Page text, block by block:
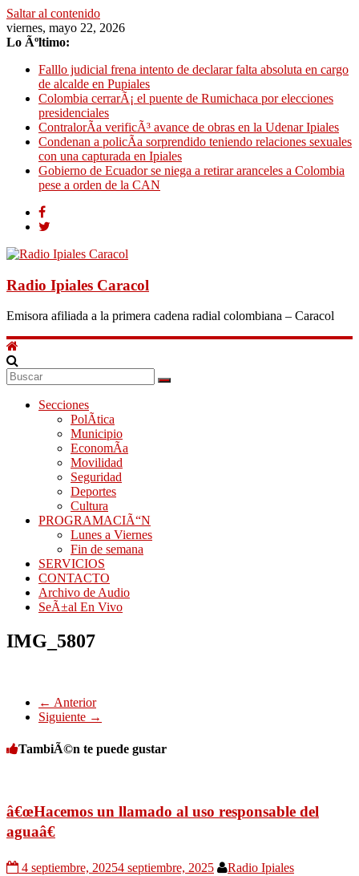
Saltar al contenido
viernes, mayo 22, 2026
Lo Ãºltimo:
Falllo judicial frena intento de declarar falta absoluta en cargo
de alcalde en Pupiales
Colombia cerrarÃ¡ el puente de Rumichaca por elecciones
presidenciales
ContralorÃ­a verificÃ³ avance de obras en la Udenar Ipiales
Condenan a policÃ­a sorprendido teniendo relaciones sexuales
con una capturada en Ipiales
Gobierno de Ecuador se niega a retirar aranceles a Colombia
pese a orden de la CAN
Radio Ipiales Caracol
Emisora afiliada a la primera cadena radial colombiana – Caracol
Secciones
PolÃ­tica
Municipio
EconomÃ­a
Movilidad
Seguridad
Deportes
Cultura
PROGRAMACIÃ“N
Lunes a Viernes
Fin de semana
SERVICIOS
CONTACTO
Archivo de Audio
SeÃ±al En Vivo
IMG_5807
← Anterior
Siguiente →
TambiÃ©n te puede gustar
â€œHacemos un llamado al uso responsable del
aguaâ€
4 septiembre, 20254 septiembre, 2025 Radio Ipiales